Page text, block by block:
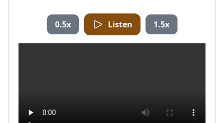
0.5x Listen 1.5x